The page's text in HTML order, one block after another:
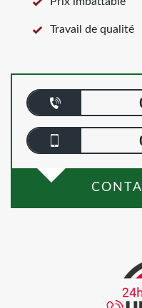
Travail de qualité